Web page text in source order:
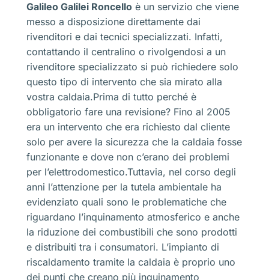
Galileo Galilei Roncello è un servizio che viene
messo a disposizione direttamente dai
rivenditori e dai tecnici specializzati. Infatti,
contattando il centralino o rivolgendosi a un
rivenditore specializzato si può richiedere solo
questo tipo di intervento che sia mirato alla
vostra caldaia.Prima di tutto perché è
obbligatorio fare una revisione? Fino al 2005
era un intervento che era richiesto dal cliente
solo per avere la sicurezza che la caldaia fosse
funzionante e dove non c’erano dei problemi
per l’elettrodomestico.Tuttavia, nel corso degli
anni l’attenzione per la tutela ambientale ha
evidenziato quali sono le problematiche che
riguardano l’inquinamento atmosferico e anche
la riduzione dei combustibili che sono prodotti
e distribuiti tra i consumatori. L’impianto di
riscaldamento tramite la caldaia è proprio uno
dei punti che creano più inquinamento